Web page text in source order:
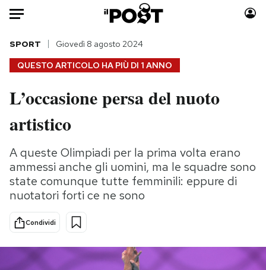
Auto
HOME
Italia
Politica
Tecnologia
Internet
Scienza
Cultura
Economia
Moda
Storie/Idee
Ok Boomer!
Media
QUESTO ARTICOLO HA PIÙ DI 1 ANNO
SPORT Giovedì 8 agosto 2024
L’occasione persa del nuoto
artistico
A queste Olimpiadi per la prima volta erano
ammessi anche gli uomini, ma le squadre sono
state comunque tutte femminili: eppure di
nuotatori forti ce ne sono
Condividi